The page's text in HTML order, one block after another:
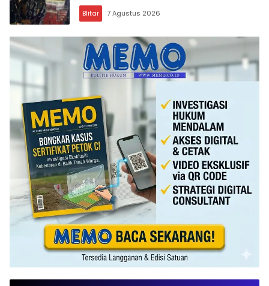
Blitar 7 Agustus 2026
Memo.co.id
| Memberi
Inspirasi